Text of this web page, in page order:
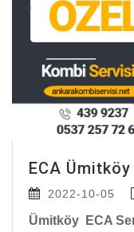
ECA
2022-10-05
Ümitköy ECA